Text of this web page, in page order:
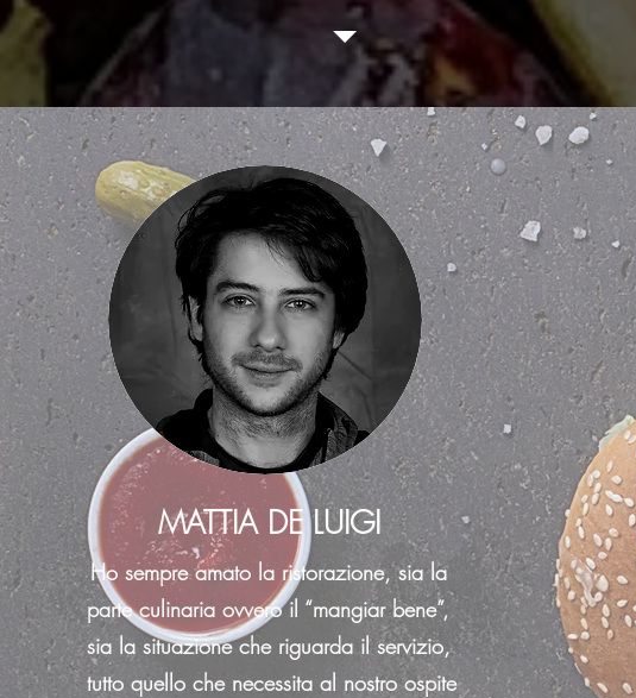
MATTIA DE LUIGI
Ho sempre amato la ristorazione, sia la
parte culinaria ovvero il “mangiar bene”,
sia la situazione che riguarda il servizio,
tutto quello che necessita al nostro ospite